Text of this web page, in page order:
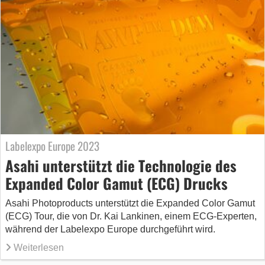
Labelexpo Europe 2023
Asahi unterstützt die Technologie des
Expanded Color Gamut (ECG) Drucks
Asahi Photoproducts unterstützt die Expanded Color Gamut
(ECG) Tour, die von Dr. Kai Lankinen, einem ECG-Experten,
während der Labelexpo Europe durchgeführt wird.
Weiterlesen